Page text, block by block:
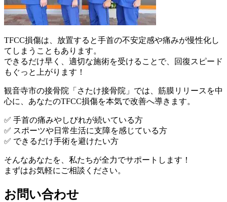
TFCC損傷は、放置すると手首の不安定感や痛みが慢性化し
てしまうこともあります。
できるだけ早く、適切な施術を受けることで、回復スピード
もぐっと上がります！
観音寺市の接骨院「さたけ接骨院」では、筋膜リリースを中
心に、あなたのTFCC損傷を本気で改善へ導きます。
✅ 手首の痛みやしびれが続いている方
✅ スポーツや日常生活に支障を感じている方
✅ できるだけ手術を避けたい方
そんなあなたを、私たちが全力でサポートします！
まずはお気軽にご相談ください。
お問い合わせ